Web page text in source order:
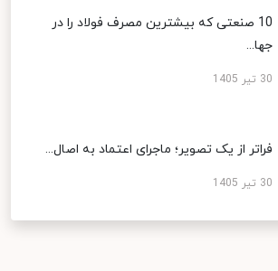
10 صنعتی که بیشترین مصرف فولاد را در
جها...
30 تیر 1405
فراتر از یک تصویر؛ ماجرای اعتماد به اصال...
30 تیر 1405